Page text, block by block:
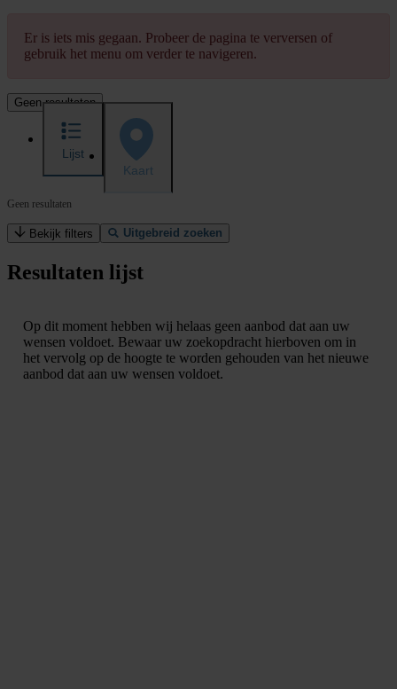
Er is iets mis gegaan. Probeer de pagina te verversen of
gebruik het menu om verder te navigeren.
Geen resultaten
Lijst
Kaart
Geen resultaten
Bekijk filters Uitgebreid zoeken
Resultaten lijst
Op dit moment hebben wij helaas geen aanbod dat aan uw
wensen voldoet. Bewaar uw zoekopdracht hierboven om in
het vervolg op de hoogte te worden gehouden van het nieuwe
aanbod dat aan uw wensen voldoet.